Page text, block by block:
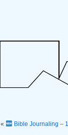
«
Bible Journaling –